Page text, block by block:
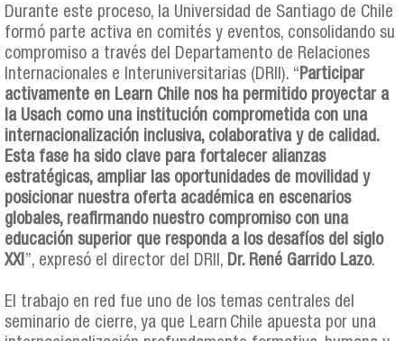
Durante este proceso, la Universidad de Santiago de Chile
formó parte activa en comités y eventos, consolidando su
compromiso a través del Departamento de Relaciones
Internacionales e Interuniversitarias (DRII). “ Participar
activamente en Learn Chile nos ha permitido proyectar a
la Usach como una institución comprometida con una
internacionalización inclusiva, colaborativa y de calidad.
Esta fase ha sido clave para fortalecer alianzas
estratégicas, ampliar las oportunidades de movilidad y
posicionar nuestra oferta académica en escenarios
globales, reafirmando nuestro compromiso con una
educación superior que responda a los desafíos del siglo
XXI ”, expresó el director del DRII, Dr. René Garrido Lazo.
El trabajo en red fue uno de los temas centrales del
seminario de cierre, ya que Learn Chile apuesta por una